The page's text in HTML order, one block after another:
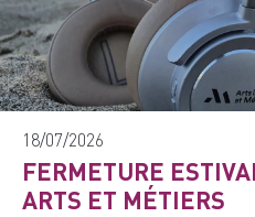
18/07/2026
FERMETURE
ARTS ET MÉTIERS